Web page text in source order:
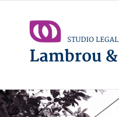
contenuto